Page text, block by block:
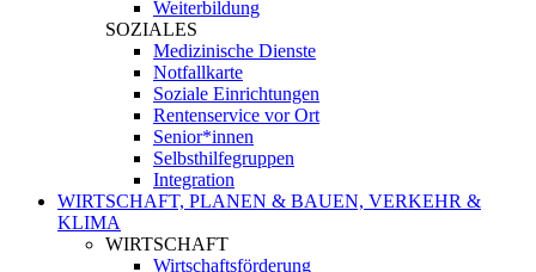
Weiterbildung
SOZIALES
Medizinische Dienste
Notfallkarte
Soziale Einrichtungen
Rentenservice vor Ort
Senior*innen
Selbsthilfegruppen
Integration
WIRTSCHAFT, PLANEN & BAUEN, VERKEHR &
KLIMA
WIRTSCHAFT
Wirtschaftsförderung